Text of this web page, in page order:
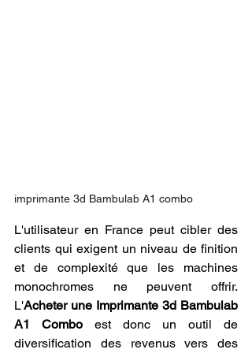
imprimante 3d Bambulab A1 combo
L'utilisateur en France peut cibler des
clients qui exigent un niveau de finition
et de complexité que les machines
monochromes ne peuvent offrir.
L'Acheter une Imprimante 3d Bambulab
A1 Combo est donc un outil de
diversification des revenus vers des